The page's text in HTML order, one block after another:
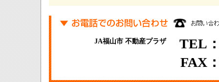
JA福山市 不動産プラザ
TEL
FAX